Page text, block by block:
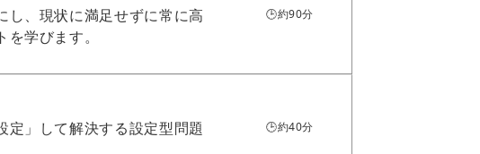
し、現状に満足せずに常に高
学びます。
🕒約90分
定」して解決する設定型問題
🕒約40分